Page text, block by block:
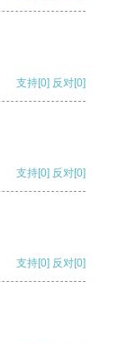
支持[0] 反对[0]
支持[0] 反对[0]
支持[0] 反对[0]